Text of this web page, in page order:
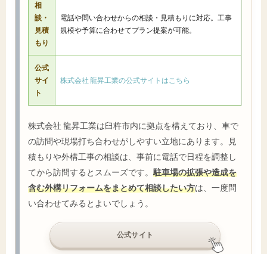
相
談・
見積
もり
電話や問い合わせからの相談・見積もりに対応。工事
規模や予算に合わせてプラン提案が可能。
公式
サイ
ト
株式会社 龍昇工業の公式サイトはこちら
株式会社 龍昇工業は臼杵市内に拠点を構えており、車で
の訪問や現場打ち合わせがしやすい立地にあります。見
積もりや外構工事の相談は、事前に電話で日程を調整し
てから訪問するとスムーズです。 駐車場の拡張や造成を
含む外構リフォームをまとめて相談したい方は、一度問
い合わせてみるとよいでしょう。
公式サイト